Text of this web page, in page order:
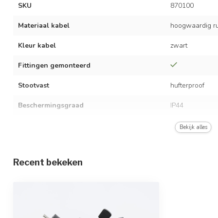
SKU 870100
Materiaal kabel hoogwaardig
Kleur kabel zwart
Fittingen gemonteerd
Stootvast hufterproof
Beschermingsgraad IP44
AC 220-240V,
Kabeldikte
Bekijk alles
Recent bekeken